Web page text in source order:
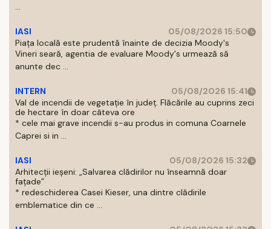
...
IASI
05/08/2026 15:50
Piața locală este prudentă înainte de decizia Moody's
Vineri seară, agentia de evaluare Moody's urmează să
anunte dec ...
INTERN
05/08/2026 15:41
Val de incendii de vegetație în județ. Flăcările au cuprins zeci
de hectare în doar câteva ore
* cele mai grave incendii s-au produs in comuna Coarnele
Caprei si in ...
IASI
05/08/2026 15:32
Arhitecții ieșeni: „Salvarea clădirilor nu înseamnă doar
fațade”
* redeschiderea Casei Kieser, una dintre clădirile
emblematice din ce ...